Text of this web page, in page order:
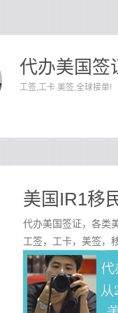
代办美国签
工签,工卡.美签,全球接单!
美国IR1移
代办美国签证，各类
工签，工卡，美签，